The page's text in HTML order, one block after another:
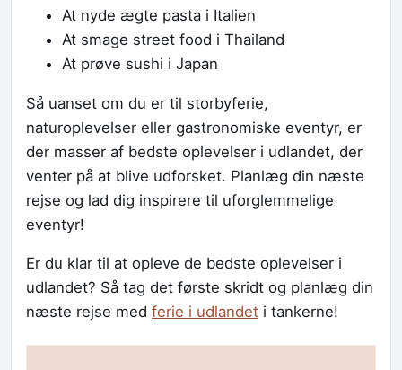
At nyde ægte pasta i Italien
At smage street food i Thailand
At prøve sushi i Japan
Så uanset om du er til storbyferie,
naturoplevelser eller gastronomiske eventyr, er
der masser af bedste oplevelser i udlandet, der
venter på at blive udforsket. Planlæg din næste
rejse og lad dig inspirere til uforglemmelige
eventyr!
Er du klar til at opleve de bedste oplevelser i
udlandet? Så tag det første skridt og planlæg din
næste rejse med ferie i udlandet i tankerne!